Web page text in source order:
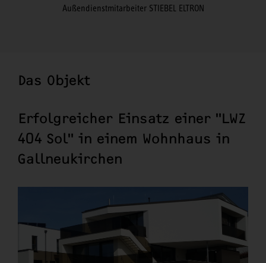
Außendienstmitarbeiter STIEBEL ELTRON
Das Objekt
Erfolgreicher Einsatz einer "LWZ
404 Sol" in einem Wohnhaus in
Gallneukirchen